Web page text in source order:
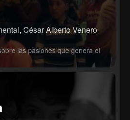
César Alberto Venero
las pasiones que genera el